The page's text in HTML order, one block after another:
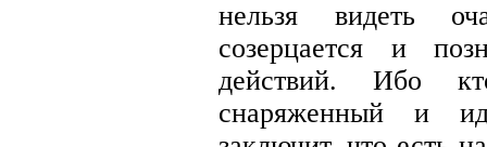
нельзя видеть
созерцается и
действий. Ибо
снаряженный и